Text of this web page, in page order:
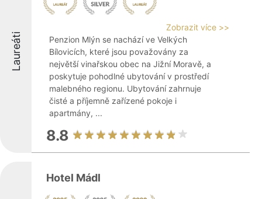
Laureáti
Zobrazit více >>
Penzion Mlýn se nachází ve Velkých
Bílovicích, které jsou považovány za
největší vinařskou obec na Jižní Moravě, a
poskytuje pohodlné ubytování v prostředí
malebného regionu. Ubytování zahrnuje
čisté a příjemně zařízené pokoje i
apartmány, ...
8.8
Hotel Mádl